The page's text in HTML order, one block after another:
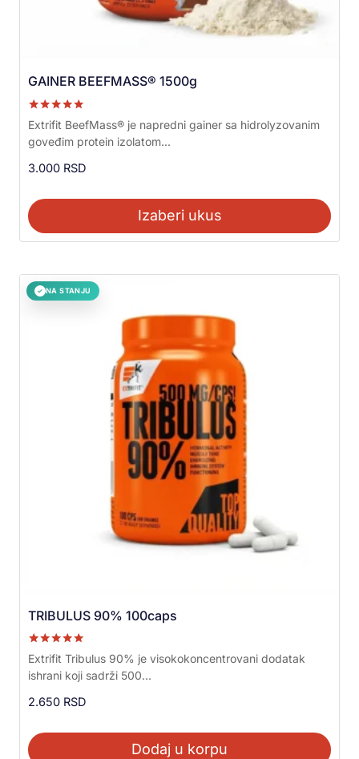
GAINER BEEFMASS® 1500g
Ocenjeno sa
5.00
od 5
Extrifit BeefMass® je napredni gainer sa hidrolyzovanim
goveđim protein izolatom...
3.000 RSD
Izaberi ukus
✓ NA STANJU
TRIBULUS 90% 100caps
Ocenjeno sa
5.00
od 5
Extrifit Tribulus 90% je visokokoncentrovani dodatak
ishrani koji sadrži 500...
2.650 RSD
Dodaj u korpu